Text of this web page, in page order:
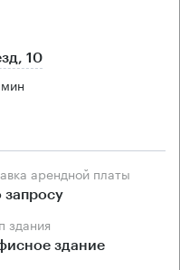
10
арендной платы
запросу
здания
здание